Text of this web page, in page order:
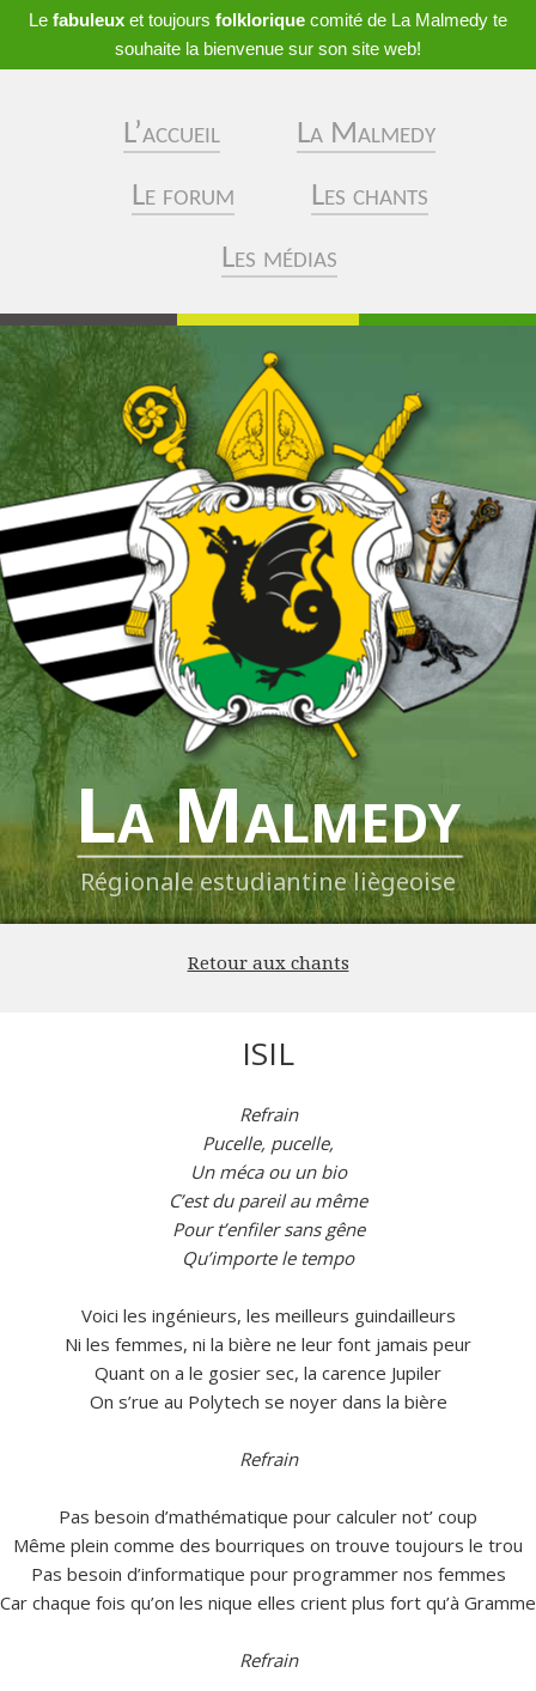
Le fabuleux et toujours folklorique comité de La Malmedy te
souhaite la bienvenue sur son site web!
L’accueil
La Malmedy
Le forum
Les chants
Les médias
La Malmedy
Régionale estudiantine liègeoise
Retour aux chants
ISIL
Refrain
Pucelle, pucelle,
Un méca ou un bio
C’est du pareil au même
Pour t’enfiler sans gêne
Qu’importe le tempo
Voici les ingénieurs, les meilleurs guindailleurs
Ni les femmes, ni la bière ne leur font jamais peur
Quant on a le gosier sec, la carence Jupiler
On s’rue au Polytech se noyer dans la bière
Refrain
Pas besoin d’mathématique pour calculer not’ coup
Même plein comme des bourriques on trouve toujours le trou
Pas besoin d’informatique pour programmer nos femmes
Car chaque fois qu’on les nique elles crient plus fort qu’à Gramme
Refrain